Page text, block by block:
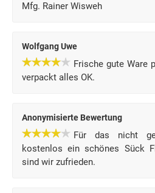
Mfg. Rainer Wisweh
Wolfgang Uwe
Frische gute Ware
verpackt alles OK.
Anonymisierte Bewertung
Für das nicht
kostenlos ein schönes Sück
sind wir zufrieden.